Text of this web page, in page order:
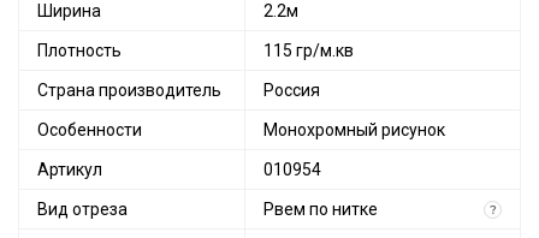
Ширина 2.2м
Плотность 115 гр/м.кв
Страна производитель Россия
Особенности Монохромный рисунок
Артикул 010954
Вид отреза Рвем по нитке ?